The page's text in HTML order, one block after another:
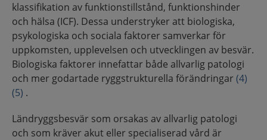
klassifikation av funktionstillstånd, funktionshinder
och hälsa (ICF). Dessa understryker att biologiska,
psykologiska och sociala faktorer samverkar för
uppkomsten, upplevelsen och utvecklingen av besvär.
Biologiska faktorer innefattar både allvarlig patologi
och mer godartade ryggstrukturella förändringar (4)
(5) .
Ländryggsbesvär som orsakas av allvarlig patologi
och som kräver akut eller specialiserad vård är